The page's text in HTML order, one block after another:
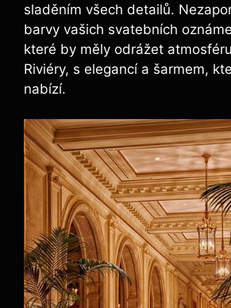
sladěním všech detailů.
barvy vašich svatebních
které by měly odrážet
Riviéry, s elegancí a šarmem,
nabízí.